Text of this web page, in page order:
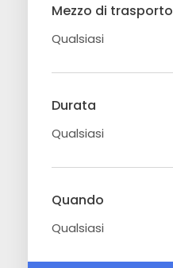
Mezzo di trasporto
Durata
Quando